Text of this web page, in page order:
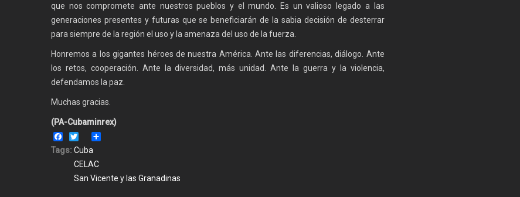
que nos compromete ante nuestros pueblos y el mundo. Es un valioso legado a las
generaciones presentes y futuras que se beneficiarán de la sabia decisión de desterrar
para siempre de la región el uso y la amenaza del uso de la fuerza.
Honremos a los gigantes héroes de nuestra América. Ante las diferencias, diálogo. Ante
los retos, cooperación. Ante la diversidad, más unidad. Ante la guerra y la violencia,
defendamos la paz.
Muchas gracias.
(PA-Cubaminrex)
Facebook
Twitter
Tags: Cuba
CELAC
San Vicente y las Granadinas